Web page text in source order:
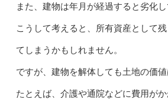
また、建物は年月が経過すると劣化し
こうして考えると、所有資産として
てしまうかもしれません。
ですが、建物を解体しても土地の価値
たとえば、介護や通院などに費用が